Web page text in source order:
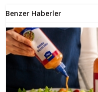
Benzer Haberler